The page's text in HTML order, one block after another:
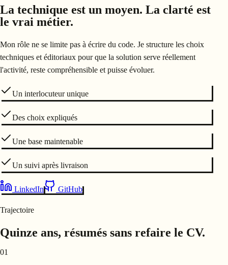
La technique est un moyen. La clarté est
le vrai métier.
Mon rôle ne se limite pas à écrire du code. Je structure les choix
techniques et éditoriaux pour que la solution serve réellement
l'activité, reste compréhensible et puisse évoluer.
Un interlocuteur unique
Des choix expliqués
Une base maintenable
Un suivi après livraison
LinkedIn GitHub
Trajectoire
Quinze ans, résumés sans refaire le CV.
01